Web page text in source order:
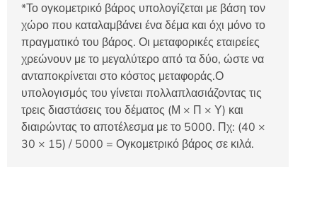
*Το ογκομετρικό βάρος υπολογίζεται με βάση τον
χώρο που καταλαμβάνει ένα δέμα και όχι μόνο το
πραγματικό του βάρος. Οι μεταφορικές εταιρείες
χρεώνουν με το μεγαλύτερο από τα δύο, ώστε να
ανταποκρίνεται στο κόστος μεταφοράς.Ο
υπολογισμός του γίνεται πολλαπλασιάζοντας τις
τρεις διαστάσεις του δέματος (Μ × Π × Υ) και
διαιρώντας το αποτέλεσμα με το 5000. Πχ: (40 ×
30 × 15) / 5000 = Ογκομετρικό βάρος σε κιλά.